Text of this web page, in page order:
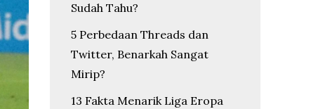
Sudah Tahu?
5 Perbedaan Threads dan
Twitter, Benarkah Sangat
Mirip?
13 Fakta Menarik Liga Eropa